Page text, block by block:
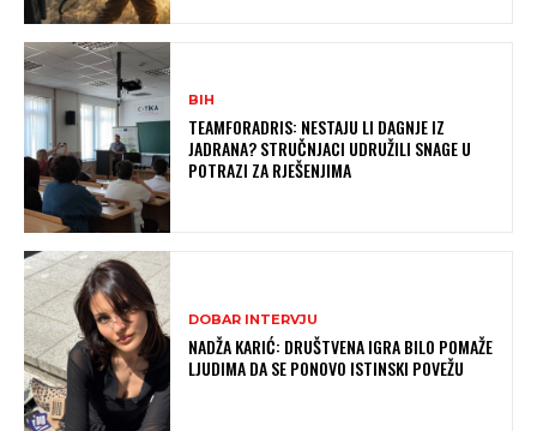
BIH
TEAMFORADRIS: NESTAJU LI DAGNJE IZ
JADRANA? STRUČNJACI UDRUŽILI SNAGE U
POTRAZI ZA RJEŠENJIMA
DOBAR INTERVJU
NADŽA KARIĆ: DRUŠTVENA IGRA BILO POMAŽE
LJUDIMA DA SE PONOVO ISTINSKI POVEŽU